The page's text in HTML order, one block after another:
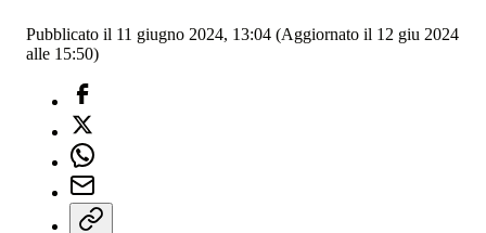
Pubblicato il 11 giugno 2024, 13:04 (Aggiornato il 12 giu 2024
alle 15:50)